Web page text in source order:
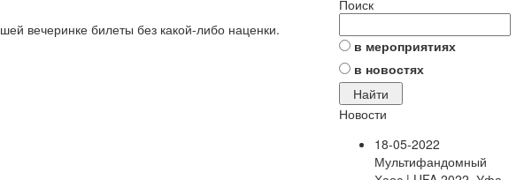
вечеринке билеты без какой-либо наценки.
Поиск
в мероприятиях
в новостях
Новости
18-05-2022
Мультифандомный